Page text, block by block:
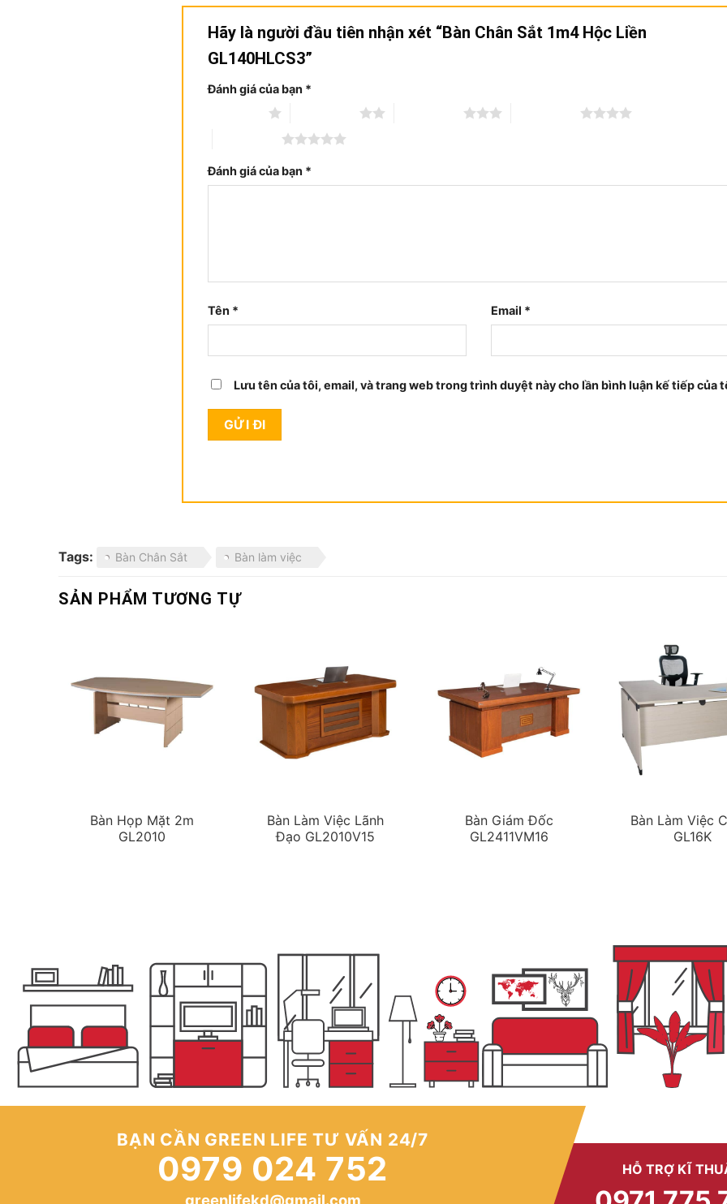
Hãy là người đầu tiên nhận xét “Bàn Chân Sắt 1m4 Hộc Liền
GL140HLCS3”
Đánh giá của bạn *
Đánh giá của bạn *
Tên * Email *
Lưu tên của tôi, email, và trang web trong trình duyệt này cho lần bình luận kế tiếp của
Tags: Bàn Chân Sắt Bàn làm việc
SẢN PHẨM TƯƠNG TỰ
Bàn Họp Mặt 2m
GL2010
Bàn Làm Việc Lãnh
Đạo GL2010V15
Bàn Giám Đốc
GL2411VM16
Bàn Làm Việc
GL16K
BẠN CẦN GREEN LIFE TƯ VẤN 24/7
0979 024 752
greenlifekd@gmail.com
HỖ TRỢ KĨ